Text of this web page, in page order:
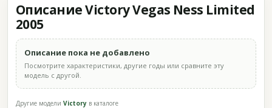
Описание Victory Vegas Ness Limited
2005
Описание пока не добавлено
Посмотрите характеристики, другие годы или сравните эту
модель с другой.
Другие модели Victory в каталоге